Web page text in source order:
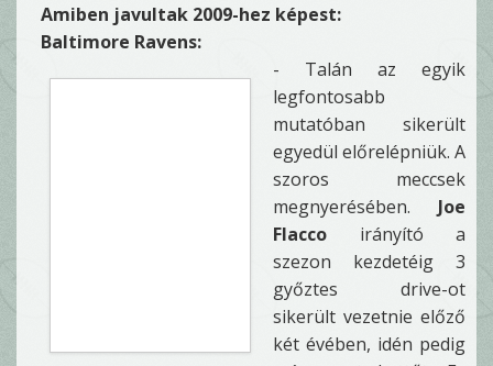
Amiben javultak 2009-hez képest:
Baltimore Ravens:
- Talán az egyik
legfontosabb
mutatóban sikerült
egyedül előrelépniük. A
szoros meccsek
megnyerésében. Joe
Flacco irányító a
szezon kezdetéig 3
győztes drive-ot
sikerült vezetnie előző
két évében, idén pedig